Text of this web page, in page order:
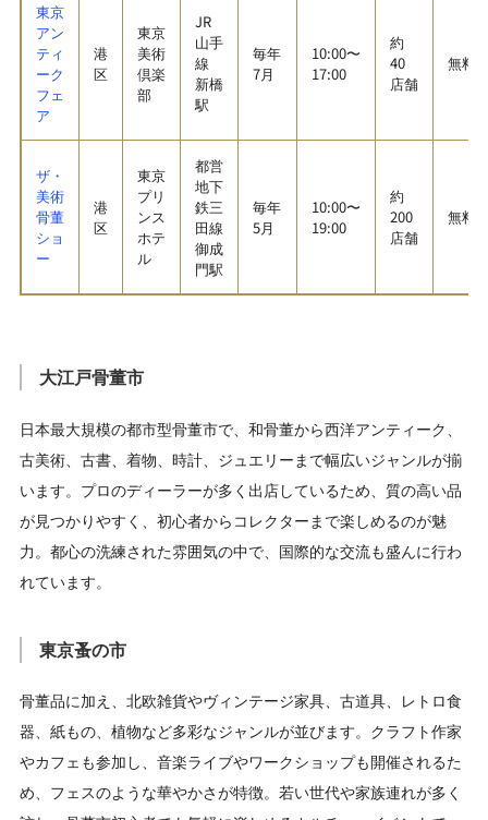
東京
アン
ティ
ーク
フェ
ア
港
区
東京
美術
倶楽
部
JR
山手
線
新橋
駅
毎年
7月
10:00〜
17:00
約
40
店舗
無料
ザ・
美術
骨董
ショ
ー
港
区
東京
プリ
ンス
ホテ
ル
都営
地下
鉄三
田線
御成
門駅
毎年
5月
10:00〜
19:00
約
200
店舗
無料
大江戸骨董市
日本最大規模の都市型骨董市で、和骨董から西洋アンティーク、
古美術、古書、着物、時計、ジュエリーまで幅広いジャンルが揃
います。プロのディーラーが多く出店しているため、質の高い品
が見つかりやすく、初心者からコレクターまで楽しめるのが魅
力。都心の洗練された雰囲気の中で、国際的な交流も盛んに行わ
れています。
東京蚤の市
骨董品に加え、北欧雑貨やヴィンテージ家具、古道具、レトロ食
器、紙もの、植物など多彩なジャンルが並びます。クラフト作家
やカフェも参加し、音楽ライブやワークショップも開催されるた
め、フェスのような華やかさが特徴。若い世代や家族連れが多く